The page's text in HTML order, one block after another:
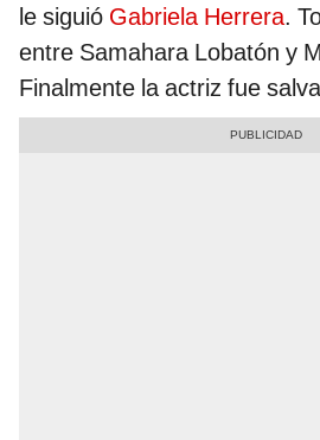
le siguió Gabriela Herrera.
entre Samahara Lobatón y
Finalmente la actriz fue